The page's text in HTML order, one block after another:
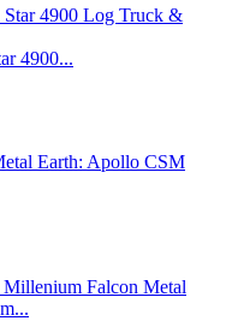
4900...
Earth: Apollo CSM
Metal